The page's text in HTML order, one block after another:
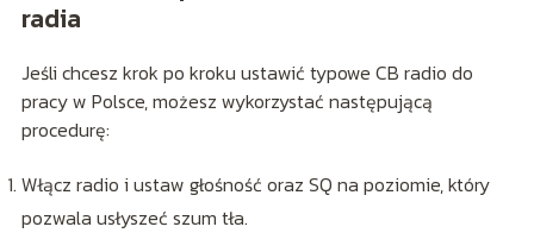
radia
Jeśli chcesz krok po kroku ustawić typowe CB radio do
pracy w Polsce, możesz wykorzystać następującą
procedurę:
Włącz radio i ustaw głośność oraz SQ na poziomie, który
pozwala usłyszeć szum tła.